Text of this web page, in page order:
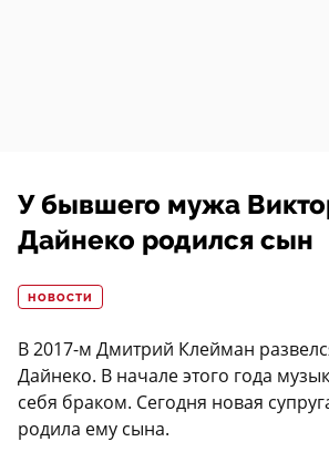
У бывшего мужа
Дайнеко родился сын
НОВОСТИ
В 2017-м Дмитрий Клейман
Дайнеко. В начале этого года
себя браком. Сегодня новая
родила ему сына.